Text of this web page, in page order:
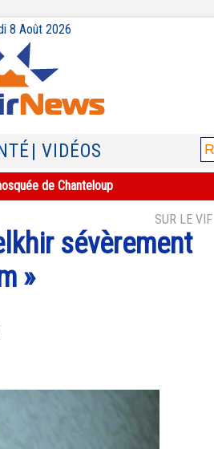
8 Août 2026
| VIDÉOS
de Chanteloup
SUR LE VIF
sévèrement
»